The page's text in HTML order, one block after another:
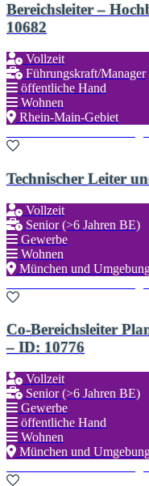
Bereichsleiter –
10682
Vollzeit
Führungskraft/Manager
öffentliche Hand
Wohnen
Rhein-Main-Gebiet
Technischer Leiter
Vollzeit
Senior (>6 Jahren BE)
Gewerbe
Wohnen
München und
Co-Bereichsleiter
– ID: 10776
Vollzeit
Senior (>6 Jahren BE)
Gewerbe
öffentliche Hand
Wohnen
München und